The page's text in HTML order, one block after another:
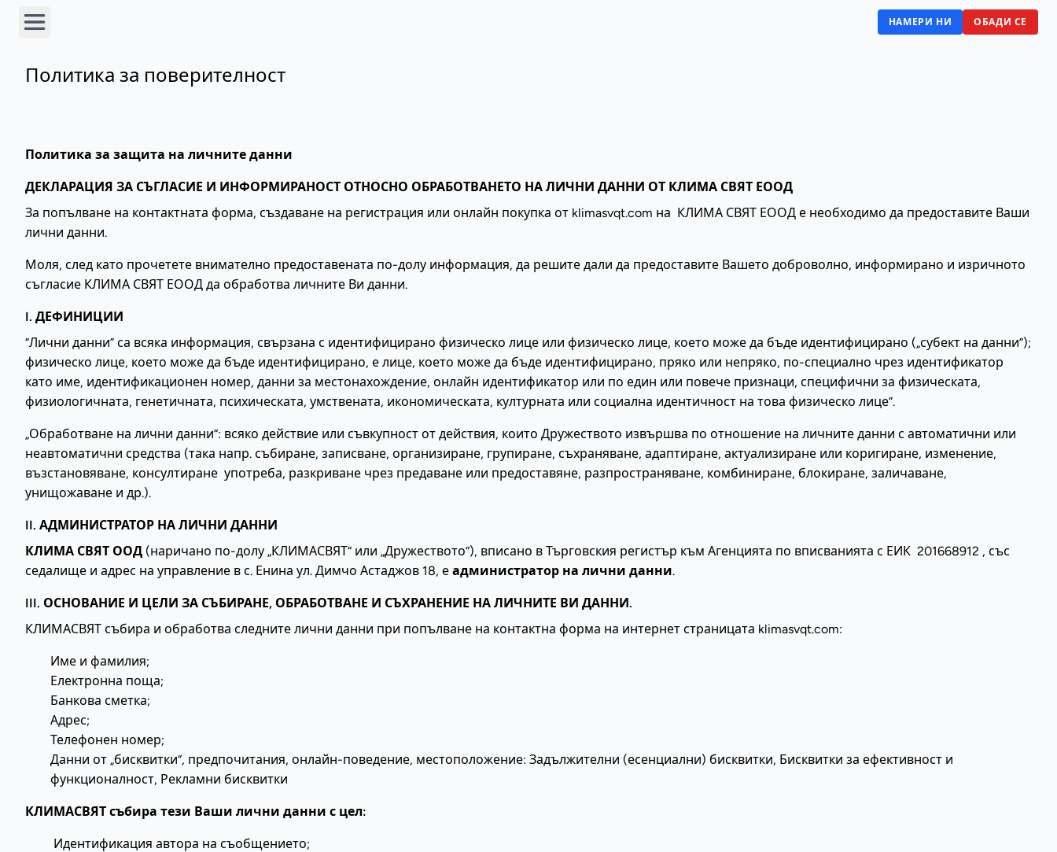
НАМЕРИ НИ ОБАДИ СЕ
Политика за поверителност
Политика за защита на личните данни
ДЕКЛАРАЦИЯ ЗА СЪГЛАСИЕ И ИНФОРМИРАНОСТ ОТНОСНО ОБРАБОТВАНЕТО НА ЛИЧНИ ДАННИ ОТ КЛИМА СВЯТ ЕООД
За попълване на контактната форма, създаване на регистрация или онлайн покупка от klimasvqt.com на КЛИМА СВЯТ ЕООД е необходимо да предоставите Ваши
лични данни.
Моля, след като прочетете внимателно предоставената по-долу информация, да решите дали да предоставите Вашето доброволно, информирано и изричното
съгласие КЛИМА СВЯТ ЕООД да обработва личните Ви данни.
I. ДЕФИНИЦИИ
“Лични данни” са всяка информация, свързана с идентифицирано физическо лице или физическо лице, което може да бъде идентифицирано („субект на данни”);
физическо лице, което може да бъде идентифицирано, е лице, което може да бъде идентифицирано, пряко или непряко, по-специално чрез идентификатор
като име, идентификационен номер, данни за местонахождение, онлайн идентификатор или по един или повече признаци, специфични за физическата,
физиологичната, генетичната, психическата, умствената, икономическата, културната или социална идентичност на това физическо лице”.
„Обработване на лични данни“: всяко действие или съвкупност от действия, които Дружеството извършва по отношение на личните данни с автоматични или
неавтоматични средства (така напр. събиране, записване, организиране, групиране, съхраняване, адаптиране, актуализиране или коригиране, изменение,
възстановяване, консултиране употреба, разкриване чрез предаване или предоставяне, разпространяване, комбиниране, блокиране, заличаване,
унищожаване и др.).
II. АДМИНИСТРАТОР НА ЛИЧНИ ДАННИ
КЛИМА СВЯТ ООД (наричано по-долу „КЛИМАСВЯТ“ или „Дружеството“), вписано в Търговския регистър към Агенцията по вписванията с ЕИК 201668912 , със
седалище и адрес на управление в с. Енина ул. Димчо Астаджов 18, е администратор на лични данни.
III. ОСНОВАНИЕ И ЦЕЛИ ЗА СЪБИРАНЕ, ОБРАБОТВАНЕ И СЪХРАНЕНИЕ НА ЛИЧНИТЕ ВИ ДАННИ.
КЛИМАСВЯТ събира и обработва следните лични данни при попълване на контактна форма на интернет страницата klimasvqt.com:
Име и фамилия;
Електронна поща;
Банкова сметка;
Адрес;
Телефонен номер;
Данни от „бисквитки“, предпочитания, онлайн-поведение, местоположение: Задължителни (есенциални) бисквитки, Бисквитки за ефективност и
функционалност, Рекламни бисквитки
КЛИМАСВЯТ събира тези Ваши лични данни с цел:
Идентификация автора на съобщението;